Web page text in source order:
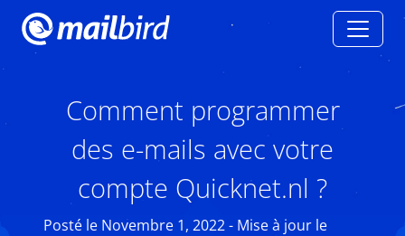
Comment programmer
des e-mails avec votre
compte Quicknet.nl ?
Posté le Novembre 1, 2022 - Mise à jour le